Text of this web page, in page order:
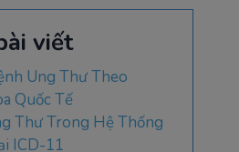
viết
Ung Thư Theo
Quốc Tế
Thư Trong Hệ Thống
ICD-11